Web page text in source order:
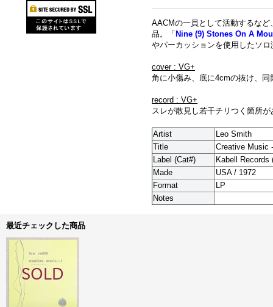
AACMの一員として活動するな
品。「 Nine (9) Stones On A
やパーカッションを使用したソ
cover : VG+
角に小傷み、底に4cmの抜け、
record : VG+
スレが散見し若干チリつく箇所
Artist
Leo Smith
Title
Creative Music
Label (Cat#)
Kabell Records
Made
USA / 1972
Format
LP
Notes
最近チェックした商品